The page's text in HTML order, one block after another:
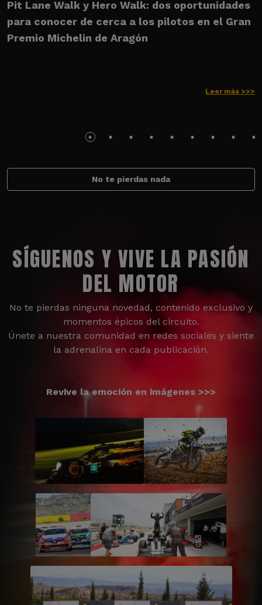
Pit Lane Walk y Hero Walk: dos oportunidades
para conocer de cerca a los pilotos en el Gran
Premio Michelin de Aragón
Leer más >>>
No te pierdas nada
SÍGUENOS Y VIVE LA PASIÓN
DEL MOTOR
No te pierdas ninguna novedad, contenido exclusivo y
momentos épicos del circuito.
Únete a nuestra comunidad en redes sociales y siente
la adrenalina en cada publicación.
Revive la emoción en imágenes >>>